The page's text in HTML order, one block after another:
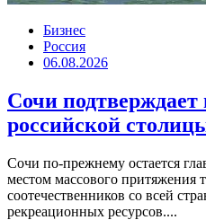
Бизнес
Россия
06.08.2026
Сочи подтверждает
российской
Сочи по-прежнему остается
местом массового притяжения
соотечественников со всей
рекреационных ресурсов....